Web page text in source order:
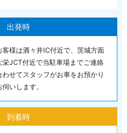
出発時
様は酒々井IC付近で、茨城方面
JCT付近で当駐車場までご連絡
せてスタッフがお車をお預かり
いします。
到着時